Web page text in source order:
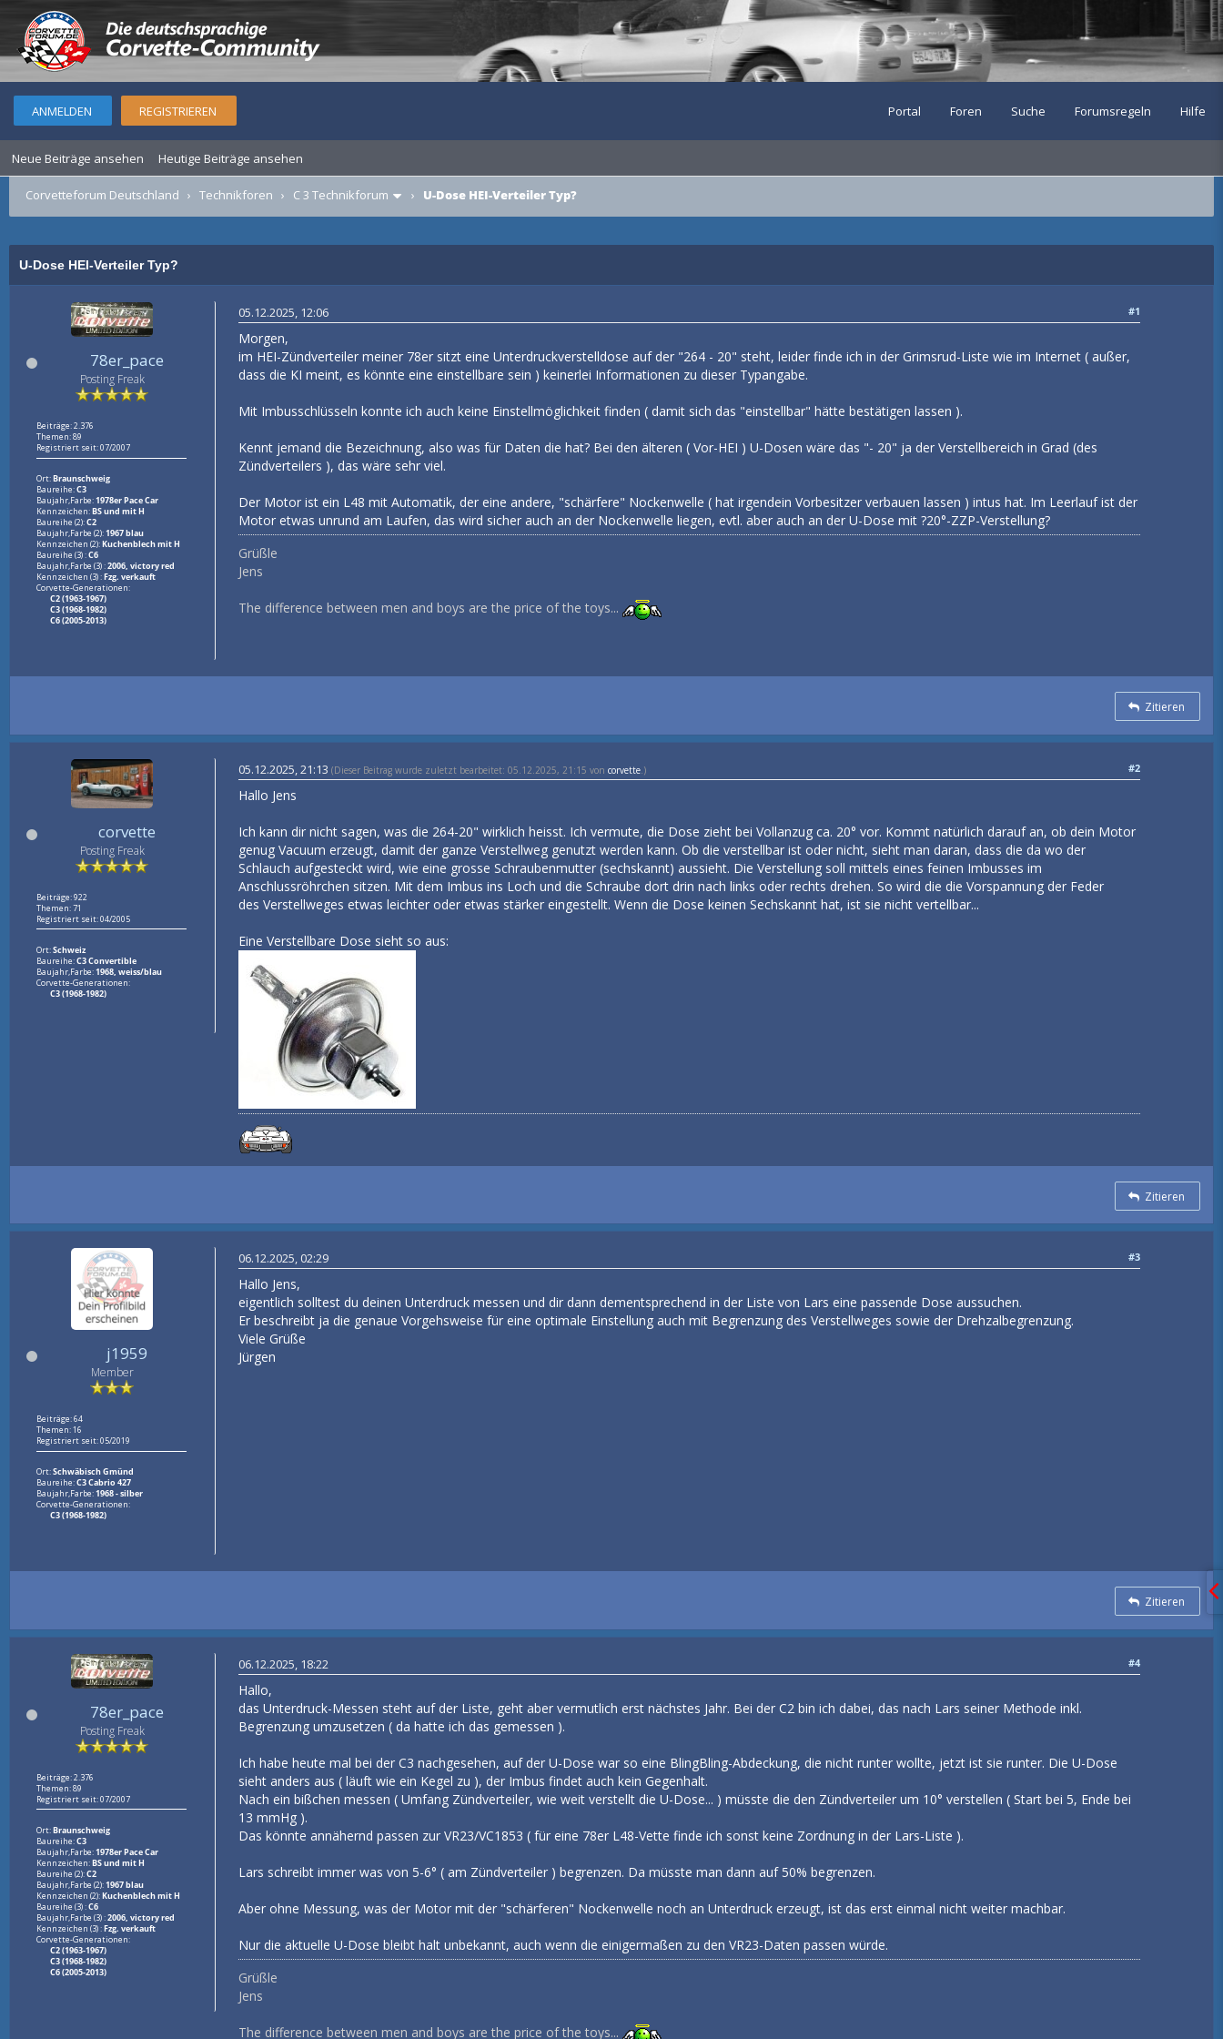
ANMELDEN REGISTRIEREN Portal Foren Suche Forumsregeln Hilfe
Neue Beiträge ansehen Heutige Beiträge ansehen
Corvetteforum Deutschland › Technikforen › C 3 Technikforum › U-Dose HEI-Verteiler Typ?
U-Dose HEI-Verteiler Typ?
78er_pace
Posting Freak
Beiträge: 2.376
Themen: 89
Registriert seit: 07/2007
Ort:Braunschweig
Baureihe:C3
Baujahr,Farbe:1978er Pace Car
Kennzeichen:BS und mit H
Baureihe (2):C2
Baujahr,Farbe (2):1967 blau
Kennzeichen (2):Kuchenblech mit H
Baureihe (3) :C6
Baujahr,Farbe (3) :2006, victory red
Kennzeichen (3) :Fzg. verkauft
Corvette-Generationen:
C2 (1963-1967)
C3 (1968-1982)
C6 (2005-2013)
#1
05.12.2025, 12:06
Morgen,
im HEI-Zündverteiler meiner 78er sitzt eine Unterdruckverstelldose auf der "264 - 20" steht, leider finde ich in der Grimsrud-Liste wie im Internet ( außer,
dass die KI meint, es könnte eine einstellbare sein ) keinerlei Informationen zu dieser Typangabe.
Mit Imbusschlüsseln konnte ich auch keine Einstellmöglichkeit finden ( damit sich das "einstellbar" hätte bestätigen lassen ).
Kennt jemand die Bezeichnung, also was für Daten die hat? Bei den älteren ( Vor-HEI ) U-Dosen wäre das "- 20" ja der Verstellbereich in Grad (des
Zündverteilers ), das wäre sehr viel.
Der Motor ist ein L48 mit Automatik, der eine andere, "schärfere" Nockenwelle ( hat irgendein Vorbesitzer verbauen lassen ) intus hat. Im Leerlauf ist der
Motor etwas unrund am Laufen, das wird sicher auch an der Nockenwelle liegen, evtl. aber auch an der U-Dose mit ?20°-ZZP-Verstellung?
Grüßle
Jens
The difference between men and boys are the price of the toys...
Zitieren
corvette
Posting Freak
Beiträge: 922
Themen: 71
Registriert seit: 04/2005
Ort:Schweiz
Baureihe:C3 Convertible
Baujahr,Farbe:1968, weiss/blau
Corvette-Generationen:
C3 (1968-1982)
#2
05.12.2025, 21:13 (Dieser Beitrag wurde zuletzt bearbeitet: 05.12.2025, 21:15 von corvette.)
Hallo Jens
Ich kann dir nicht sagen, was die 264-20" wirklich heisst. Ich vermute, die Dose zieht bei Vollanzug ca. 20° vor. Kommt natürlich darauf an, ob dein Motor
genug Vacuum erzeugt, damit der ganze Verstellweg genutzt werden kann. Ob die verstellbar ist oder nicht, sieht man daran, dass die da wo der
Schlauch aufgesteckt wird, wie eine grosse Schraubenmutter (sechskannt) aussieht. Die Verstellung soll mittels eines feinen Imbusses im
Anschlussröhrchen sitzen. Mit dem Imbus ins Loch und die Schraube dort drin nach links oder rechts drehen. So wird die die Vorspannung der Feder
des Verstellweges etwas leichter oder etwas stärker eingestellt. Wenn die Dose keinen Sechskannt hat, ist sie nicht vertellbar...
Eine Verstellbare Dose sieht so aus:
Zitieren
j1959
Member
Beiträge: 64
Themen: 16
Registriert seit: 05/2019
Ort:Schwäbisch Gmünd
Baureihe:C3 Cabrio 427
Baujahr,Farbe:1968 - silber
Corvette-Generationen:
C3 (1968-1982)
#3
06.12.2025, 02:29
Hallo Jens,
eigentlich solltest du deinen Unterdruck messen und dir dann dementsprechend in der Liste von Lars eine passende Dose aussuchen.
Er beschreibt ja die genaue Vorgehsweise für eine optimale Einstellung auch mit Begrenzung des Verstellweges sowie der Drehzalbegrenzung.
Viele Grüße
Jürgen
Zitieren
78er_pace
Posting Freak
Beiträge: 2.376
Themen: 89
Registriert seit: 07/2007
Ort:Braunschweig
Baureihe:C3
Baujahr,Farbe:1978er Pace Car
Kennzeichen:BS und mit H
Baureihe (2):C2
Baujahr,Farbe (2):1967 blau
Kennzeichen (2):Kuchenblech mit H
Baureihe (3) :C6
Baujahr,Farbe (3) :2006, victory red
Kennzeichen (3) :Fzg. verkauft
Corvette-Generationen:
C2 (1963-1967)
C3 (1968-1982)
C6 (2005-2013)
#4
06.12.2025, 18:22
Hallo,
das Unterdruck-Messen steht auf der Liste, geht aber vermutlich erst nächstes Jahr. Bei der C2 bin ich dabei, das nach Lars seiner Methode inkl.
Begrenzung umzusetzen ( da hatte ich das gemessen ).
Ich habe heute mal bei der C3 nachgesehen, auf der U-Dose war so eine BlingBling-Abdeckung, die nicht runter wollte, jetzt ist sie runter. Die U-Dose
sieht anders aus ( läuft wie ein Kegel zu ), der Imbus findet auch kein Gegenhalt.
Nach ein bißchen messen ( Umfang Zündverteiler, wie weit verstellt die U-Dose... ) müsste die den Zündverteiler um 10° verstellen ( Start bei 5, Ende bei
13 mmHg ).
Das könnte annähernd passen zur VR23/VC1853 ( für eine 78er L48-Vette finde ich sonst keine Zordnung in der Lars-Liste ).
Lars schreibt immer was von 5-6° ( am Zündverteiler ) begrenzen. Da müsste man dann auf 50% begrenzen.
Aber ohne Messung, was der Motor mit der "schärferen" Nockenwelle noch an Unterdruck erzeugt, ist das erst einmal nicht weiter machbar.
Nur die aktuelle U-Dose bleibt halt unbekannt, auch wenn die einigermaßen zu den VR23-Daten passen würde.
Grüßle
Jens
The difference between men and boys are the price of the toys...